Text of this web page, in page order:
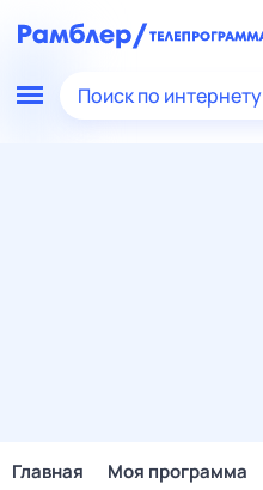
Поиск по интернету
Главная Моя программа